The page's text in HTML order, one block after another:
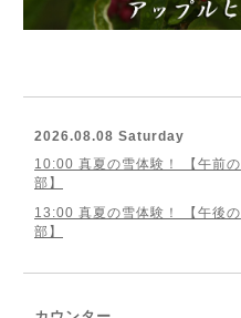
2026.08.08 Saturday
10:00 真夏の雪体験！ 【午前の
部】
13:00 真夏の雪体験！ 【午後の
部】